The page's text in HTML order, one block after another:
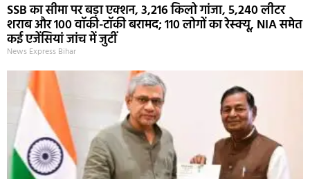
SSB का सीमा पर बड़ा एक्शन, 3,216 किलो गांजा, 5,240 लीटर
शराब और 100 वॉकी-टॉकी बरामद; 110 लोगों का रेस्क्यू, NIA समेत
कई एजेंसियां जांच में जुटीं
News Express Bihar